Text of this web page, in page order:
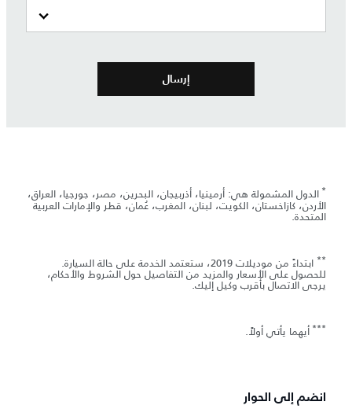
* الدول المشمولة هي: أرمينيا، أذربيجان، البحرين، مصر، جورجيا، العراق،
الأردن، كازاخستان، الكويت، لبنان، المغرب، عُمان، قطر والإمارات العربية
المتحدة.
** ابتداءً من موديلات 2019، ستعتمد الخدمة على حالة السيارة.
للحصول على الأسعار والمزيد من التفاصيل حول الشروط والأحكام،
يرجى الاتصال بأقرب وكيل إليك.
*** أيهما يأتي أولاً.
انضم إلى الحوار